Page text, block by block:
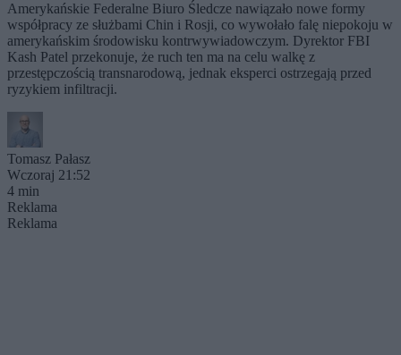
Amerykańskie Federalne Biuro Śledcze nawiązało nowe formy
współpracy ze służbami Chin i Rosji, co wywołało falę niepokoju w
amerykańskim środowisku kontrwywiadowczym. Dyrektor FBI
Kash Patel przekonuje, że ruch ten ma na celu walkę z
przestępczością transnarodową, jednak eksperci ostrzegają przed
ryzykiem infiltracji.
Tomasz Pałasz
Wczoraj 21:52
4 min
Reklama
Reklama